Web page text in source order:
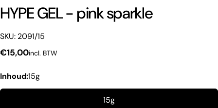
HYPE GEL - pink sparkle
SKU: 2091/15
Normale
€15,00incl. BTW
Inhoud:15g
15g
Uw